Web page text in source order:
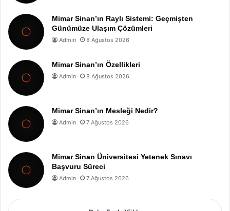
Mimar Sinan’ın Raylı Sistemi: Geçmişten
Günümüze Ulaşım Çözümleri
Admin 8 Ağustos 2026
Mimar Sinan’ın Özellikleri
Admin 8 Ağustos 2026
Mimar Sinan’ın Mesleği Nedir?
Admin 7 Ağustos 2026
Mimar Sinan Üniversitesi Yetenek Sınavı
Başvuru Süreci
Admin 7 Ağustos 2026